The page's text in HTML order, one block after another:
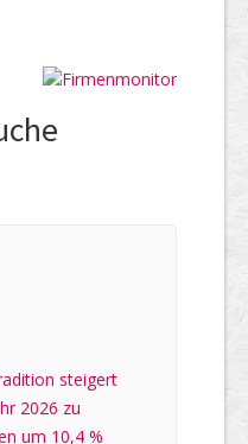
steigert
2026 zu
um 10,4 %